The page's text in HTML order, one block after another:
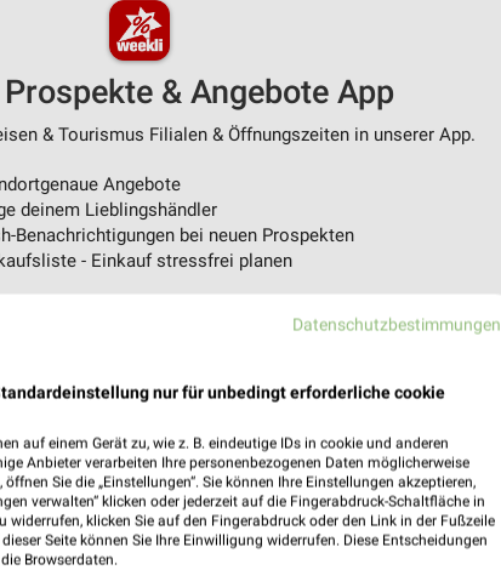
& Angebote App
& Tourismus Filialen & Öffnungszeiten in unserer App.
Angebote
deinem Lieblingshändler
Benachrichtigungen bei neuen Prospekten
- Einkauf stressfrei planen
Datenschutzbestimmungen
nur für unbedingt erforderliche cookie
auf einem Gerät zu, wie z. B. eindeutige IDs in cookie und anderen
Anbieter verarbeiten Ihre personenbezogenen Daten möglicherweise
Sie die „Einstellungen“. Sie können Ihre Einstellungen akzeptieren,
verwalten“ klicken oder jederzeit auf die Fingerabdruck-Schaltfläche in
klicken Sie auf den Fingerabdruck oder den Link in der Fußzeile
Seite können Sie Ihre Einwilligung widerrufen. Diese Entscheidungen
Browserdaten.